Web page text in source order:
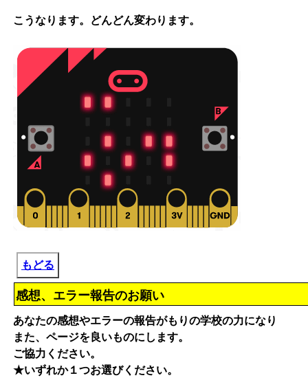
こうなります。どんどん変わります。
もどる
感想、エラー報告のお願い
あなたの感想やエラーの報告がもりの学校の力になり
また、ページを良いものにします。
ご協力ください。
★いずれか１つお選びください。